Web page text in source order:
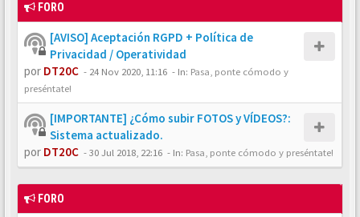
FORO
[AVISO] Aceptación RGPD + Política de
Privacidad / Operatividad
por DT20C - 24 Nov 2020, 11:16 - In: Pasa, ponte cómodo y
preséntate!
[IMPORTANTE] ¿Cómo subir FOTOS y VÍDEOS?:
Sistema actualizado.
por DT20C -30 Jul 2018, 22:16 - In: Pasa, ponte cómodo y preséntate!
FORO